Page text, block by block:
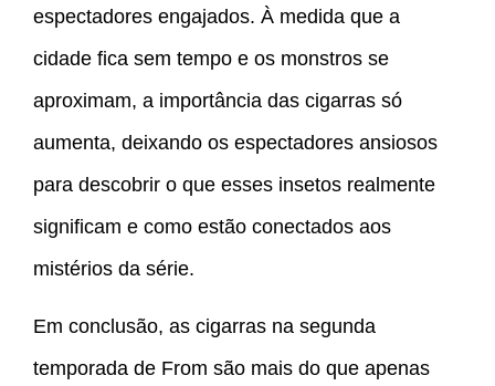
espectadores engajados. À medida que a
cidade fica sem tempo e os monstros se
aproximam, a importância das cigarras só
aumenta, deixando os espectadores ansiosos
para descobrir o que esses insetos realmente
significam e como estão conectados aos
mistérios da série.
Em conclusão, as cigarras na segunda
temporada de From são mais do que apenas